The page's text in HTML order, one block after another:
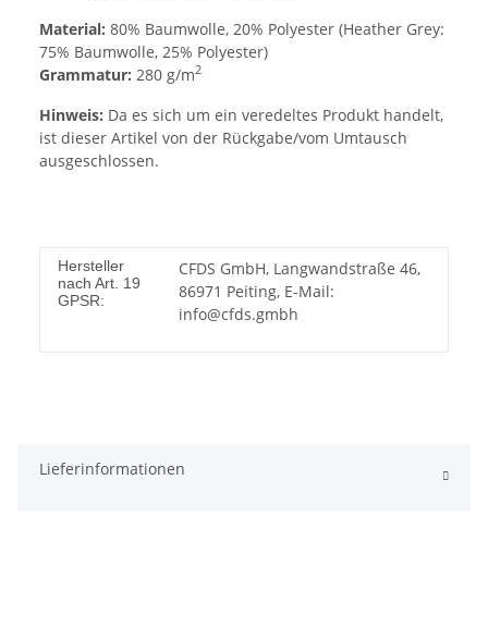
Material: 80% Baumwolle, 20% Polyester (Heather Grey:
75% Baumwolle, 25% Polyester)
Grammatur: 280 g/m2
Hinweis: Da es sich um ein veredeltes Produkt handelt,
ist dieser Artikel von der Rückgabe/vom Umtausch
ausgeschlossen.
Hersteller
nach Art. 19
GPSR:
CFDS GmbH, Langwandstraße 46,
86971 Peiting, E-Mail:
info@cfds.gmbh
Lieferinformationen